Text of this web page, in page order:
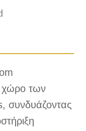
χώρο των
συνδυάζοντας